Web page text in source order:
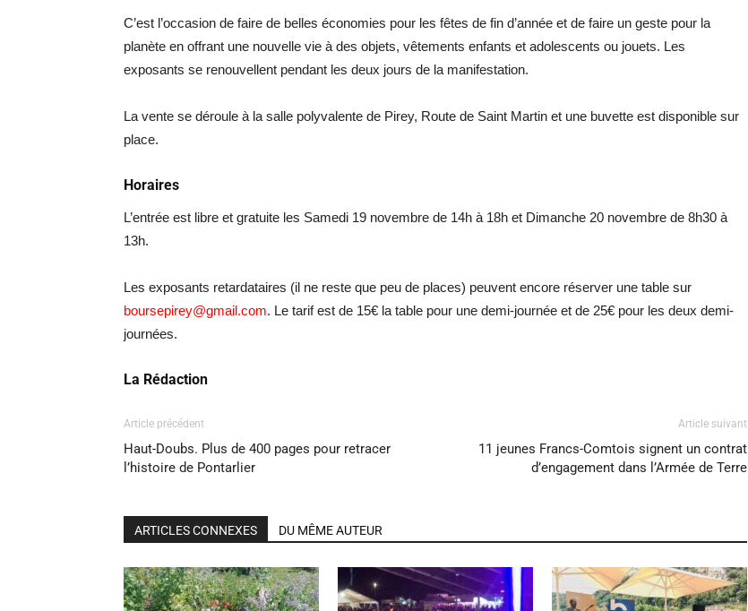
C’est l’occasion de faire de belles économies pour les fêtes de fin d’année et de faire un geste pour la
planète en offrant une nouvelle vie à des objets, vêtements enfants et adolescents ou jouets. Les
exposants se renouvellent pendant les deux jours de la manifestation.
La vente se déroule à la salle polyvalente de Pirey, Route de Saint Martin et une buvette est disponible sur
place.
Horaires
L’entrée est libre et gratuite les Samedi 19 novembre de 14h à 18h et Dimanche 20 novembre de 8h30 à
13h.
Les exposants retardataires (il ne reste que peu de places) peuvent encore réserver une table sur
boursepirey@gmail.com. Le tarif est de 15€ la table pour une demi-journée et de 25€ pour les deux demi-
journées.
La Rédaction
Article précédent
Haut-Doubs. Plus de 400 pages pour retracer
l’histoire de Pontarlier
Article suivant
11 jeunes Francs-Comtois signent un contrat
d’engagement dans l’Armée de Terre
ARTICLES CONNEXES DU MÊME AUTEUR